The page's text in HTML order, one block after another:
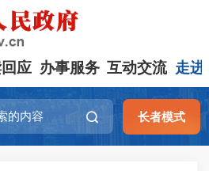
应 办事服务 互动交流 走进
长者模式